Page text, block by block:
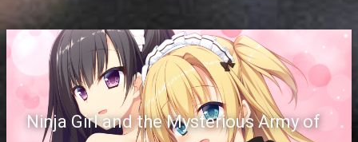
Ninja Girl and the Mysterious Army of